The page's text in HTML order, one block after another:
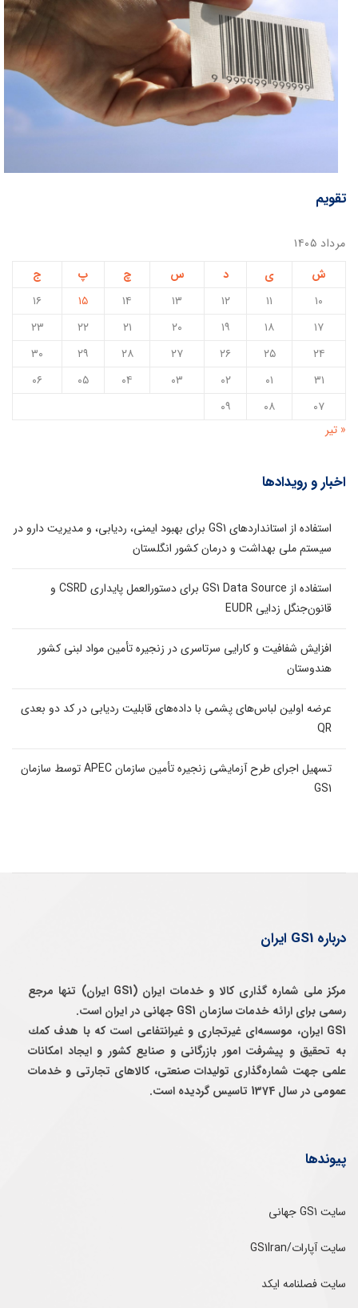
تقویم
مرداد ۱۴۰۵
ش
ی د س چ پ
ج
۱۰
۱۱ ۱۲ ۱۳ ۱۴ ۱۵
۱۶
۱۷
۱۸ ۱۹ ۲۰ ۲۱ ۲۲
۲۳
۲۴
۲۵ ۲۶ ۲۷ ۲۸ ۲۹
۳۰
۳۱
۰۱ ۰۲ ۰۳ ۰۴ ۰۵
۰۶
۰۷
۰۸
۰۹
« تیر
اخبار و رویدادها
استفاده از استانداردهای GS1 برای بهبود ایمنی، ردیابی، و مدیریت دارو در
سیستم ملی بهداشت و درمان کشور انگلستان
استفاده از GS1 Data Source برای دستورالعمل پایداری CSRD و
قانون‌جنگل زدایی EUDR
افزایش شفافیت و کارایی سرتاسری در زنجیره تأمین مواد لبنی کشور
هندوستان
عرضه اولین لباس‌های پشمی با داده‌های قابلیت ردیابی در کد دو بعدی
QR
تسهیل اجرای طرح آزمایشی زنجیره تأمین سازمان APEC توسط سازمان
GS1
درباره GS1 ایران
مرکز ملی شماره گذاری کالا و خدمات ایران (GS1 ایران) تنها مرجع
رسمی برای ارائه خدمات سازمان GS1 جهانی در ایران است.
GS1 ایران، موسسه‌ای غيرتجاری و غيرانتفاعی است كه با هدف كمك
به تحقيق و پيشرفت امور بازرگانی و صنايع كشور و ايجاد امكانات
علمی جهت شماره‌گذاری توليدات صنعتی، كالاهای تجارتی و خدمات
عمومی در سال 1374 تاسيس گرديده است.
پیوندها
سایت GS1 جهانی
سایت آپارات/GS1Iran
سایت فصلنامه ایکد